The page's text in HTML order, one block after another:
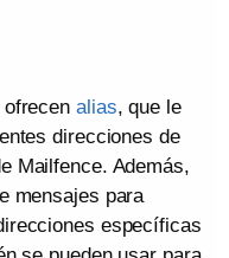
alias, que le
direcciones de
Mailfence. Además,
mensajes para
específicas